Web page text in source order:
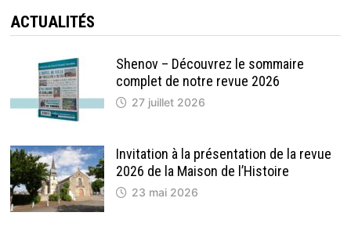
ACTUALITÉS
Shenov – Découvrez le sommaire
complet de notre revue 2026
27 juillet 2026
Invitation à la présentation de la revue
2026 de la Maison de l’Histoire
23 mai 2026